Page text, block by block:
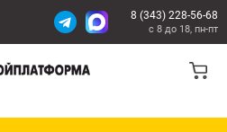
8 (343) 228-56-68
с 8 до 18, пн-пт